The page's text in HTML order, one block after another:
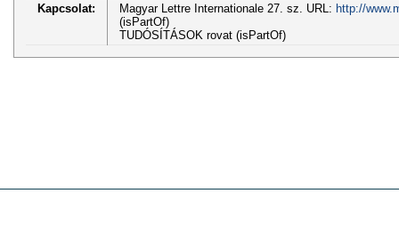
Kapcsolat:
Magyar Lettre Internationale 27. sz. URL: http://
(isPartOf)
TUDÓSÍTÁSOK rovat (isPartOf)